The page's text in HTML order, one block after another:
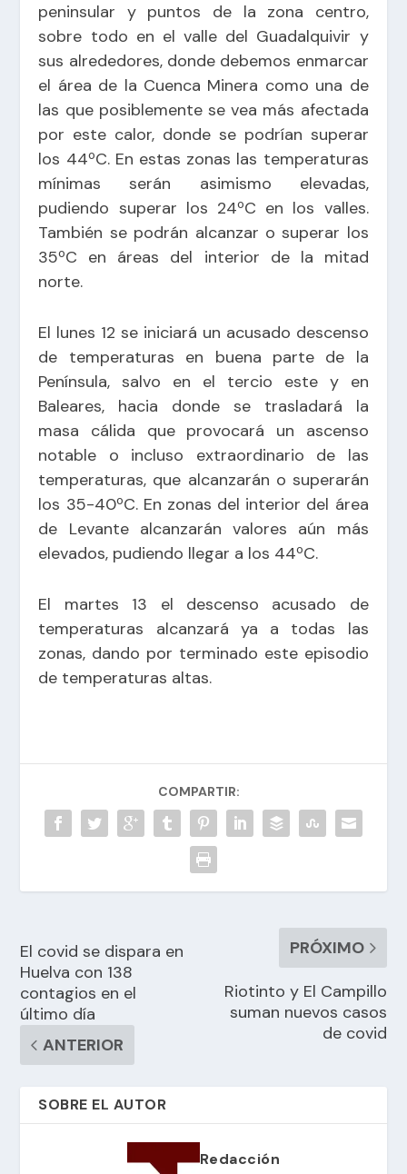
peninsular y puntos de la zona centro,
sobre todo en el valle del Guadalquivir y
sus alrededores, donde debemos enmarcar
el área de la Cuenca Minera como una de
las que posiblemente se vea más afectada
por este calor, donde se podrían superar
los 44ºC. En estas zonas las temperaturas
mínimas serán asimismo elevadas,
pudiendo superar los 24ºC en los valles.
También se podrán alcanzar o superar los
35ºC en áreas del interior de la mitad
norte.
El lunes 12 se iniciará un acusado descenso
de temperaturas en buena parte de la
Península, salvo en el tercio este y en
Baleares, hacia donde se trasladará la
masa cálida que provocará un ascenso
notable o incluso extraordinario de las
temperaturas, que alcanzarán o superarán
los 35-40ºC. En zonas del interior del área
de Levante alcanzarán valores aún más
elevados, pudiendo llegar a los 44ºC.
El martes 13 el descenso acusado de
temperaturas alcanzará ya a todas las
zonas, dando por terminado este episodio
de temperaturas altas.
COMPARTIR:
El covid se dispara en
Huelva con 138
contagios en el
último día
ANTERIOR
PRÓXIMO
Riotinto y El Campillo
suman nuevos casos
de covid
SOBRE EL AUTOR
Redacción